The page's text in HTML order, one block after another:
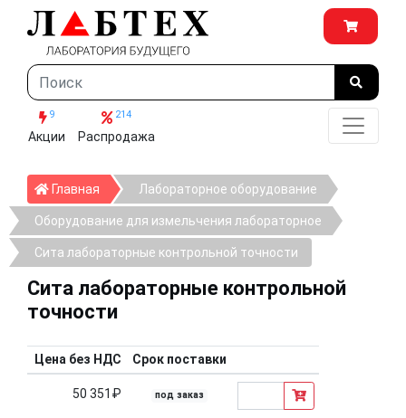
9
Акции
214
Распродажа
Главная ГлавнаяЛабораторное оборудование
Оборудование для измельчения лабораторное
Сита лабораторные контрольной точности
Сита лабораторные контрольной
точности
Цена без НДС Срок поставки
50 351₽ под заказ